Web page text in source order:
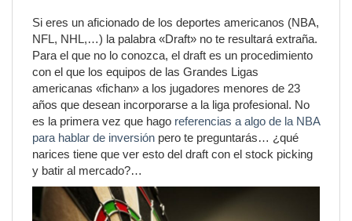
Si eres un aficionado de los deportes americanos (NBA,
NFL, NHL,…) la palabra «Draft» no te resultará extraña.
Para el que no lo conozca, el draft es un procedimiento
con el que los equipos de las Grandes Ligas
americanas «fichan» a los jugadores menores de 23
años que desean incorporarse a la liga profesional. No
es la primera vez que hago referencias a algo de la NBA
para hablar de inversión pero te preguntarás… ¿qué
narices tiene que ver esto del draft con el stock picking
y batir al mercado?…